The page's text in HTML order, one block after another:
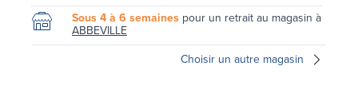
Sous 4 à 6 semaines pour un retrait au magasin à
ABBEVILLE
Choisir un autre magasin